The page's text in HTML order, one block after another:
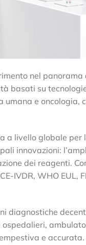
nel
su
e oncologia,
a livello globale
innovazioni:
dei reagenti.
IVDR, WHO
diagnostiche
e accurata.